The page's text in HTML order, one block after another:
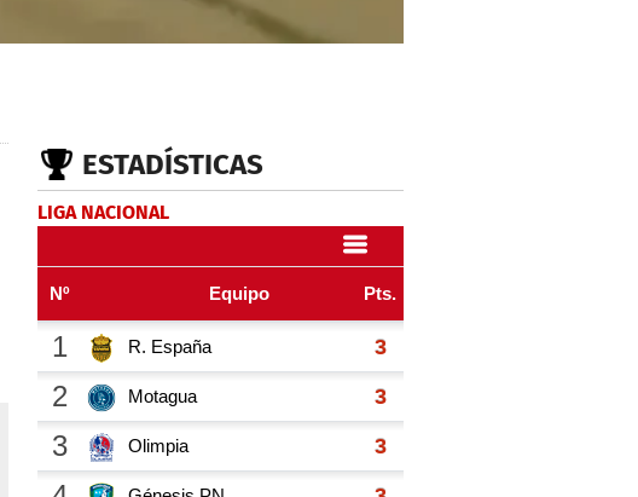
ESTADÍSTICAS
LIGA NACIONAL